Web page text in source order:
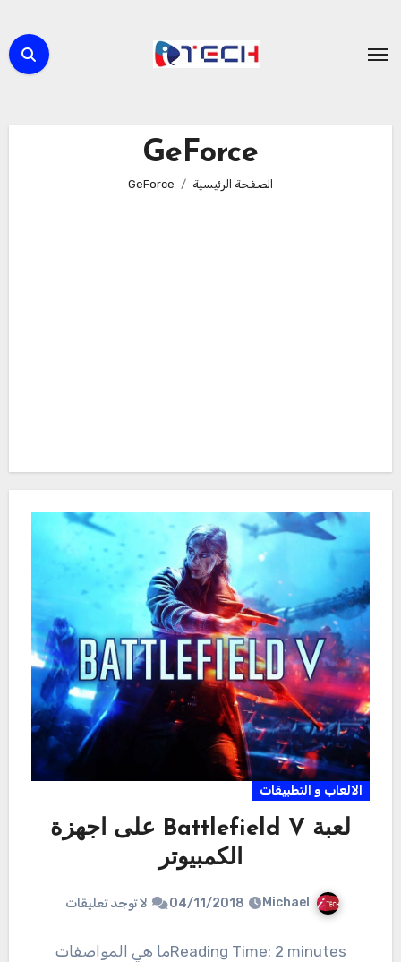
المحتوى
GeForce
الصفحة الرئيسية GeForce
الالعاب و التطبيقات
لعبة Battlefield V على اجهزة
الكمبيوتر
Michael
04/11/2018 لا توجد تعليقات
Reading Time: 2 minutesما هي المواصفات